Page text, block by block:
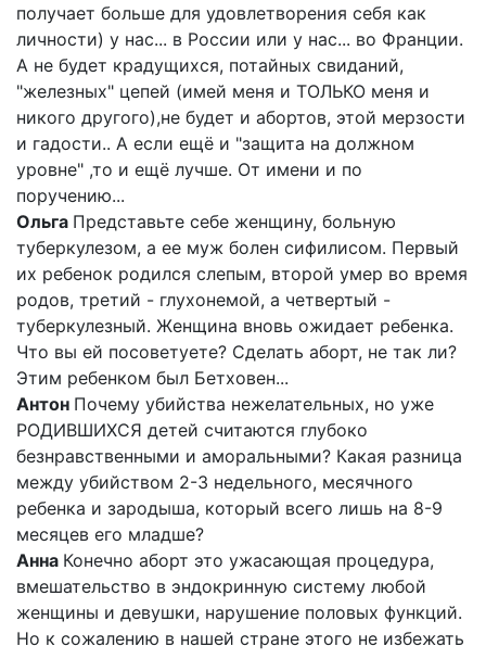
получает больше для удовлетворения себя как
личности) у нас... в России или у нас... во Франции.
А не будет крадущихся, потайных свиданий,
"железных" цепей (имей меня и ТОЛЬКО меня и
никого другого),не будет и абортов, этой мерзости
и гадости.. А если ещё и "защита на должном
уровне" ,то и ещё лучше. От имени и по
поручению...
Ольга Представьте себе женщину, больную
туберкулезом, а ее муж болен сифилисом. Первый
их ребенок родился слепым, второй умер во время
родов, третий - глухонемой, а четвертый -
туберкулезный. Женщина вновь ожидает ребенка.
Что вы ей посоветуете? Сделать аборт, не так ли?
Этим ребенком был Бетховен...
Антон Почему убийства нежелательных, но уже
РОДИВШИХСЯ детей считаются глубоко
безнравственными и аморальными? Какая разница
между убийством 2-3 недельного, месячного
ребенка и зародыша, который всего лишь на 8-9
месяцев его младше?
Анна Конечно аборт это ужасающая процедура,
вмешательство в эндокринную систему любой
женщины и девушки, нарушение половых функций.
Но к сожалению в нашей стране этого не избежать